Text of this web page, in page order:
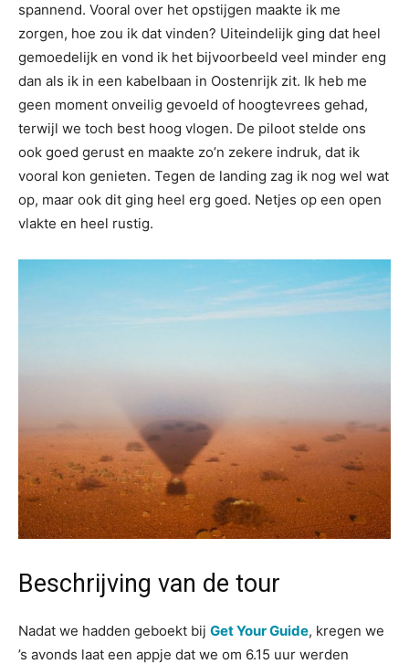
spannend. Vooral over het opstijgen maakte ik me
zorgen, hoe zou ik dat vinden? Uiteindelijk ging dat heel
gemoedelijk en vond ik het bijvoorbeeld veel minder eng
dan als ik in een kabelbaan in Oostenrijk zit. Ik heb me
geen moment onveilig gevoeld of hoogtevrees gehad,
terwijl we toch best hoog vlogen. De piloot stelde ons
ook goed gerust en maakte zo’n zekere indruk, dat ik
vooral kon genieten. Tegen de landing zag ik nog wel wat
op, maar ook dit ging heel erg goed. Netjes op een open
vlakte en heel rustig.
Beschrijving van de tour
Nadat we hadden geboekt bij Get Your Guide, kregen we
’s avonds laat een appje dat we om 6.15 uur werden